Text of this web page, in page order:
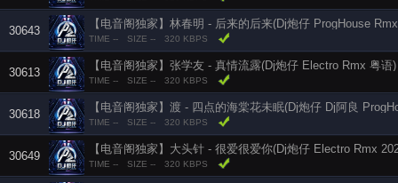
30643
【电音阁独家】林春明 - 后来的后来(Dj炮仔 ProgHouse
TIME -- SIZE -- 320 KBPS
30613
【电音阁独家】张学友 - 真情流露(Dj炮仔 Electro Rmx 粤语)
TIME -- SIZE -- 320 KBPS
30618
TIME -- SIZE -- 320 KBPS
30649
【电音阁独家】大头针 - 很爱很爱你(Dj炮仔 Electro Rmx
TIME -- SIZE -- 320 KBPS